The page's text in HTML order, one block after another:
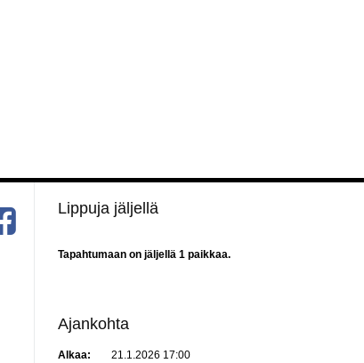
Lippuja jäljellä
Tapahtumaan on jäljellä 1 paikkaa.
Ajankohta
Alkaa:
21.1.2026 17:00